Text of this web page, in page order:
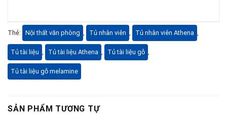
Thẻ: Nội thất văn phòng Tủ nhân viên Tủ nhân viên Athena
Tủ tài liệu Tủ tài liệu Athena Tủ tài liệu gỗ
Tủ tài liệu gỗ melamine
SẢN PHẨM TƯƠNG TỰ